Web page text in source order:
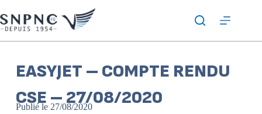
EASYJET – COMPTE RENDU
CSE – 27/08/2020
Publié le 27/08/2020